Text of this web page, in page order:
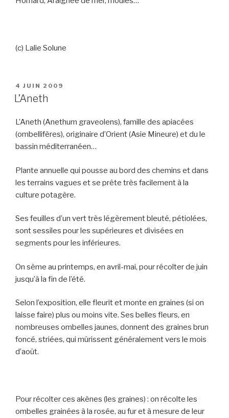
(c) Lalie Solune
PUBLIÉ
LE
4 JUIN 2009
L’Aneth
L’Aneth (Anethum graveolens), famille des apiacées
(ombellifères), originaire d’Orient (Asie Mineure) et du le
bassin méditerranéen…
Plante annuelle qui pousse au bord des chemins et dans
les terrains vagues et se prête très facilement à la
culture potagère.
Ses feuilles d’un vert très légèrement bleuté, pétiolées,
sont sessiles pour les supérieures et divisées en
segments pour les inférieures.
On sème au printemps, en avril-mai, pour récolter de juin
jusqu’à la fin de l’été.
Selon l’exposition, elle fleurit et monte en graines (si on
laisse faire) plus ou moins vite. Ses belles fleurs, en
nombreuses ombelles jaunes, donnent des graines brun
foncé, striées, qui mûrissent généralement vers le mois
d’août.
Pour récolter ces akènes (les graines) : on récolte les
ombelles grainées à la rosée, au fur et à mesure de leur